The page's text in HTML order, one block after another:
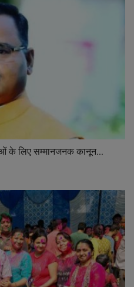
के लिए सम्मानजनक कानून...